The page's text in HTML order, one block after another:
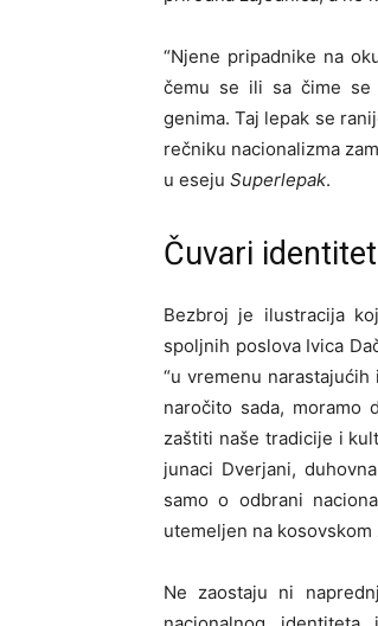
“Njene pripadnike na
čemu se ili sa čime se
genima. Taj lepak se
rečniku nacionalizma
u eseju Superlepak.
Čuvari
Bezbroj je ilustracija
spoljnih poslova Ivica
“u vremenu
naročito sada, moramo
zaštiti naše tradicije i
junaci Dverjani,
samo o odbrani
utemeljen na kosovskom
Ne zaostaju ni